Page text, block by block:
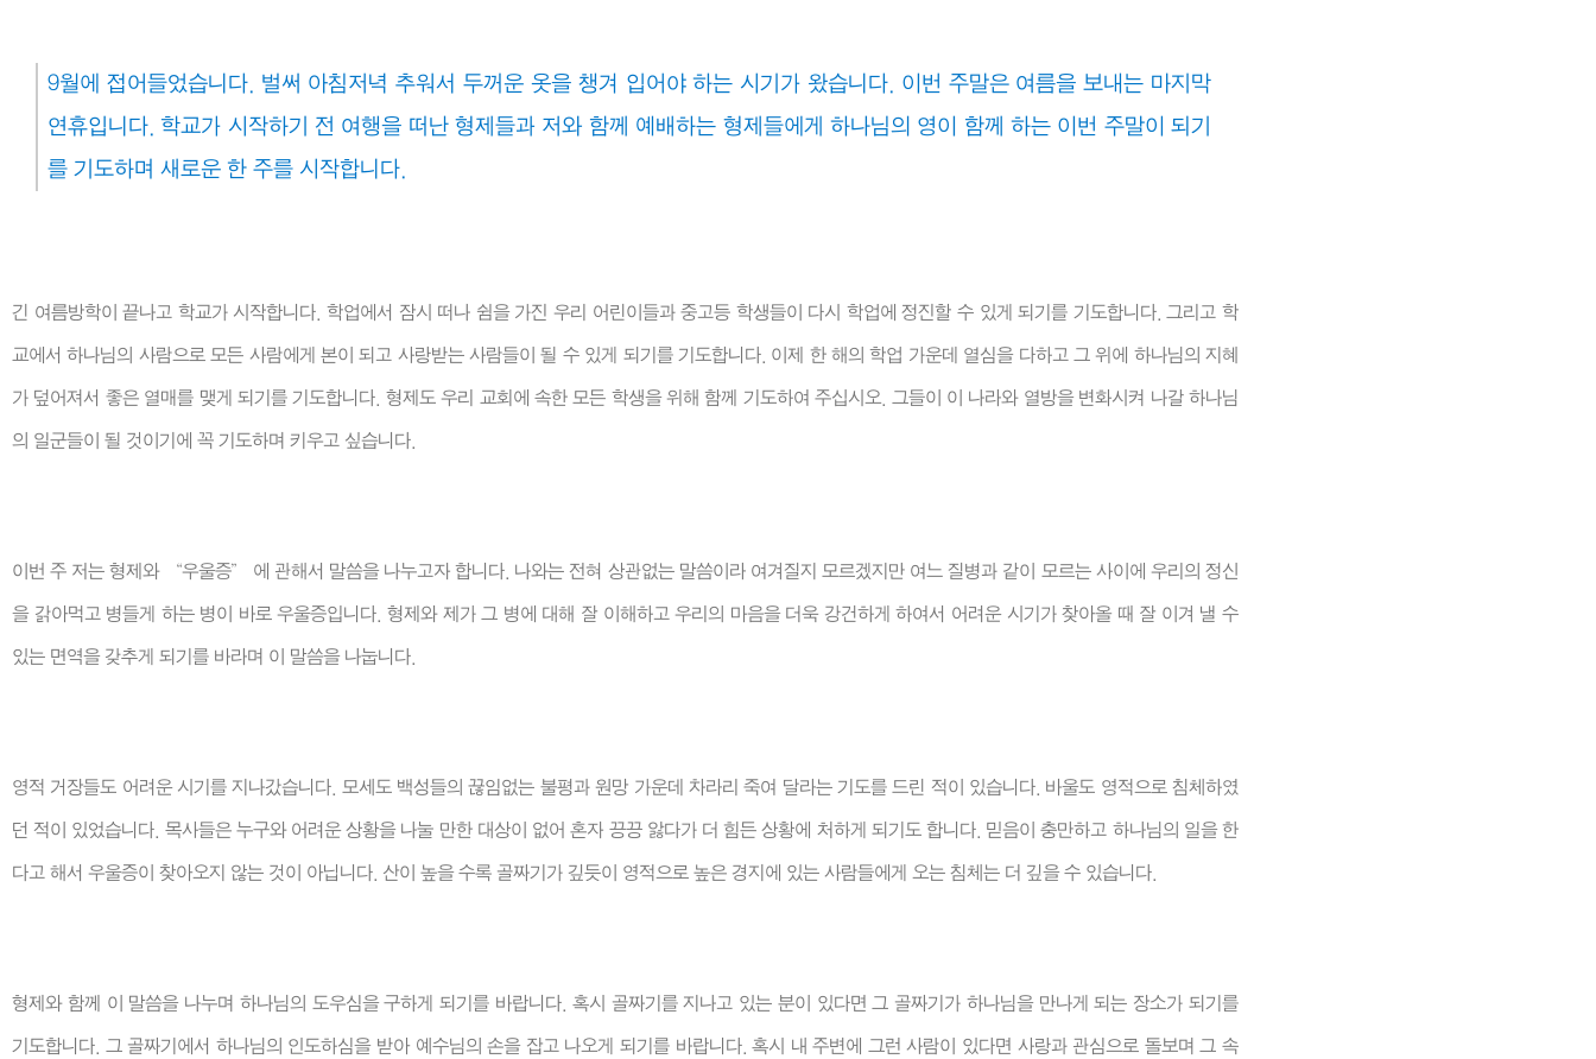
9월에 접어들었습니다. 벌써 아침저녁 추워서 두꺼운 옷을 챙겨 입어야 하는 시기가 왔습니다. 이번 주말은 여름을 보내는 마지막
연휴입니다. 학교가 시작하기 전 여행을 떠난 형제들과 저와 함께 예배하는 형제들에게 하나님의 영이 함께 하는 이번 주말이 되기
를 기도하며 새로운 한 주를 시작합니다.
긴 여름방학이 끝나고 학교가 시작합니다. 학업에서 잠시 떠나 쉼을 가진 우리 어린이들과 중고등 학생들이 다시 학업에 정진할 수 있게 되기를 기도합니다. 그리고 학
교에서 하나님의 사람으로 모든 사람에게 본이 되고 사랑받는 사람들이 될 수 있게 되기를 기도합니다. 이제 한 해의 학업 가운데 열심을 다하고 그 위에 하나님의 지혜
가 덮어져서 좋은 열매를 맺게 되기를 기도합니다. 형제도 우리 교회에 속한 모든 학생을 위해 함께 기도하여 주십시오. 그들이 이 나라와 열방을 변화시켜 나갈 하나님
의 일군들이 될 것이기에 꼭 기도하며 키우고 싶습니다.
이번 주 저는 형제와 “우울증” 에 관해서 말씀을 나누고자 합니다. 나와는 전혀 상관없는 말씀이라 여겨질지 모르겠지만 여느 질병과 같이 모르는 사이에 우리의 정신
을 갉아먹고 병들게 하는 병이 바로 우울증입니다. 형제와 제가 그 병에 대해 잘 이해하고 우리의 마음을 더욱 강건하게 하여서 어려운 시기가 찾아올 때 잘 이겨 낼 수
있는 면역을 갖추게 되기를 바라며 이 말씀을 나눕니다.
영적 거장들도 어려운 시기를 지나갔습니다. 모세도 백성들의 끊임없는 불평과 원망 가운데 차라리 죽여 달라는 기도를 드린 적이 있습니다. 바울도 영적으로 침체하였
던 적이 있었습니다. 목사들은 누구와 어려운 상황을 나눌 만한 대상이 없어 혼자 끙끙 앓다가 더 힘든 상황에 처하게 되기도 합니다. 믿음이 충만하고 하나님의 일을 한
다고 해서 우울증이 찾아오지 않는 것이 아닙니다. 산이 높을 수록 골짜기가 깊듯이 영적으로 높은 경지에 있는 사람들에게 오는 침체는 더 깊을 수 있습니다.
형제와 함께 이 말씀을 나누며 하나님의 도우심을 구하게 되기를 바랍니다. 혹시 골짜기를 지나고 있는 분이 있다면 그 골짜기가 하나님을 만나게 되는 장소가 되기를
기도합니다. 그 골짜기에서 하나님의 인도하심을 받아 예수님의 손을 잡고 나오게 되기를 바랍니다. 혹시 내 주변에 그런 사람이 있다면 사랑과 관심으로 돌보며 그 속